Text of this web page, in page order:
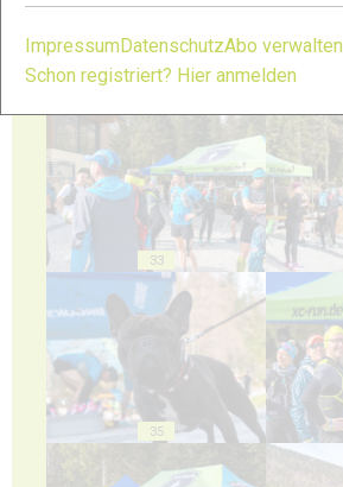
33
35
Impressum DatenschutzAbo verwalten
Schon registriert? Hier anmelden